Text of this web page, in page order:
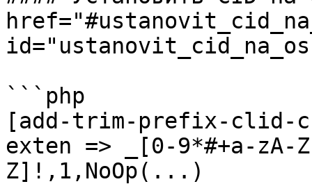
```php
[add-trim-prefix-clid-
exten => _[0-9*#+a-zA-
Z]!,1,NoOp(...)